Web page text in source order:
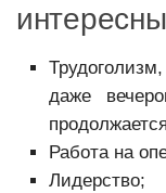
даже
Работа на
Лидерство;